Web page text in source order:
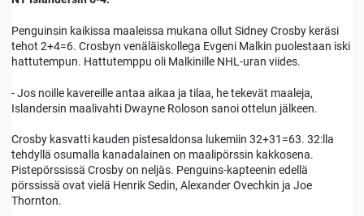
Penguinsin kaikissa maaleissa mukana ollut Sidney Crosby keräsi
tehot 2+4=6. Crosbyn venäläiskollega Evgeni Malkin puolestaan iski
hattutempun. Hattutemppu oli Malkinille NHL-uran viides.
- Jos noille kavereille antaa aikaa ja tilaa, he tekevät maaleja,
Islandersin maalivahti Dwayne Roloson sanoi ottelun jälkeen.
Crosby kasvatti kauden pistesaldonsa lukemiin 32+31=63. 32:lla
tehdyllä osumalla kanadalainen on maalipörssin kakkosena.
Pistepörssissä Crosby on neljäs. Penguins-kapteenin edellä
pörssissä ovat vielä Henrik Sedin, Alexander Ovechkin ja Joe
Thornton.